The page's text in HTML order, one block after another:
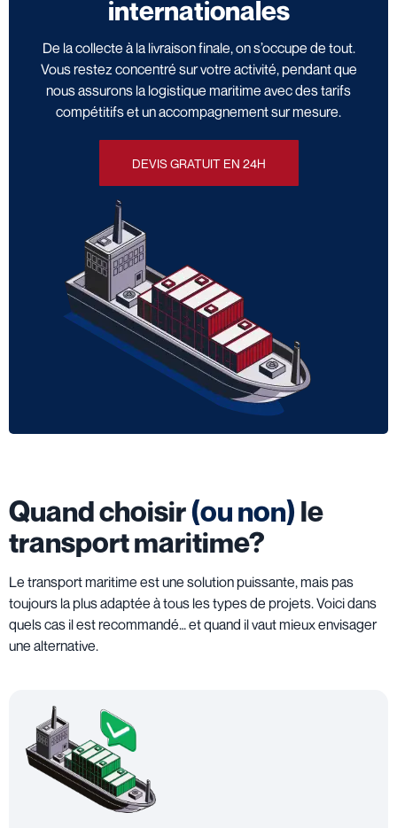
internationales
De la collecte à la livraison finale, on s’occupe de tout.
Vous restez concentré sur votre activité, pendant que
nous assurons la logistique maritime avec des tarifs
compétitifs et un accompagnement sur mesure.
DEVIS GRATUIT EN 24H
Quand choisir(ou non) le
transport maritime?
Le transport maritime est une solution puissante, mais pas
toujours la plus adaptée à tous les types de projets. Voici dans
quels cas il est recommandé… et quand il vaut mieux envisager
une alternative.